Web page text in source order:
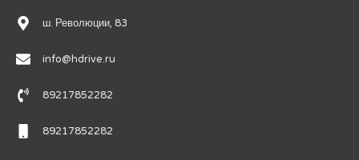
ш. Революции, 83
info@hdrive.ru
89217852282
89217852282